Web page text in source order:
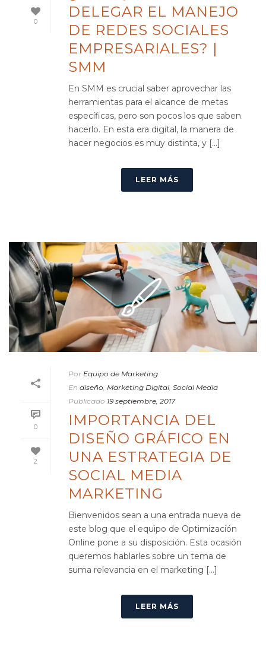
0
DELEGAR EL MANEJO
DE REDES SOCIALES
EMPRESARIALES? |
SMM
En SMM es crucial saber aprovechar las
herramientas para el alcance de metas
específicas, pero son pocos los que saben
hacerlo. En esta era digital, la manera de
hacer negocios es muy distinta, y [...]
LEER MÁS
0
2
Por Equipo de Marketing
En diseño Marketing Digital Social Media
Publicado 19 septiembre, 2017
IMPORTANCIA DEL
DISEÑO GRÁFICO EN
UNA ESTRATEGIA DE
SOCIAL MEDIA
MARKETING
Bienvenidos sean a una entrada nueva de
este blog que el equipo de Optimización
Online pone a su disposición. Esta ocasión
queremos hablarles sobre un tema de
suma relevancia en el marketing [...]
LEER MÁS